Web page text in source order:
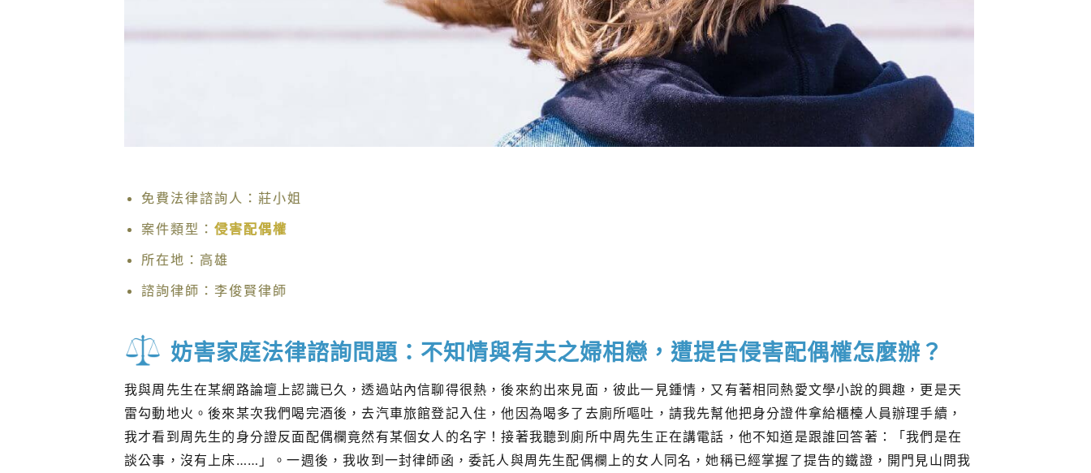
免費法律諮詢人：莊小姐
案件類型： 侵害配偶權
所在地：高雄
諮詢律師：李俊賢律師
妨害家庭法律諮詢問題：不知情與有夫之婦相戀，遭提告侵害配偶權怎麼辦？
我與周先生在某網路論壇上認識已久，透過站內信聊得很熱，後來約出來見面，彼此一見鍾情，又有著相同熱愛文學小說的興趣，更是天
雷勾動地火。後來某次我們喝完酒後，去汽車旅館登記入住，他因為喝多了去廁所嘔吐，請我先幫他把身分證件拿給櫃檯人員辦理手續，
我才看到周先生的身分證反面配偶欄竟然有某個女人的名字！接著我聽到廁所中周先生正在講電話，他不知道是跟誰回答著：「我們是在
談公事，沒有上床……」。一週後，我收到一封律師函，委託人與周先生配偶欄上的女人同名，她稱已經掌握了提告的鐵證，開門見山問我